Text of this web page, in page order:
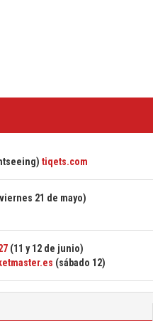
tiqets.com
21 de mayo)
(11 y 12 de junio)
(sábado 12)